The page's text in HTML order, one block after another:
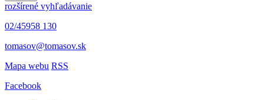
rozšírené vyhľadávanie
02/45958 130
tomasov@tomasov.sk
Mapa webu RSS
Facebook